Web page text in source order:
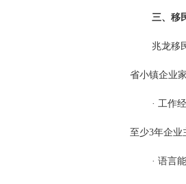
三、移
兆龙移
省小镇企业
· 工作
至少3年企业
· 语言